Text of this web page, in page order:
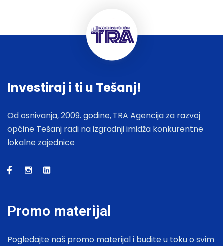
Investiraj i ti u Tešanj!
Od osnivanja, 2009. godine, TRA Agencija za razvoj
općine Tešanj radi na izgradnji imidža konkurentne
lokalne zajednice
Promo materijal
Pogledajte naš promo materijal i budite u toku o svim